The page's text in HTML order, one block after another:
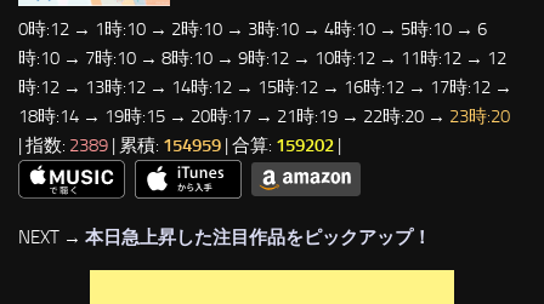
0時:12 → 1時:10 → 2時:10 → 3時:10 → 4時:10 → 5時:10 → 6
時:10 → 7時:10 → 8時:10 → 9時:12 → 10時:12 → 11時:12 → 12
時:12 → 13時:12 → 14時:12 → 15時:12 → 16時:12 → 17時:12 →
18時:14 → 19時:15 → 20時:17 → 21時:19 → 22時:20 → 23時:20
| 指数: 2389 | 累積: 154959 | 合算: 159202 |
NEXT → 本日急上昇した注目作品をピックアップ！